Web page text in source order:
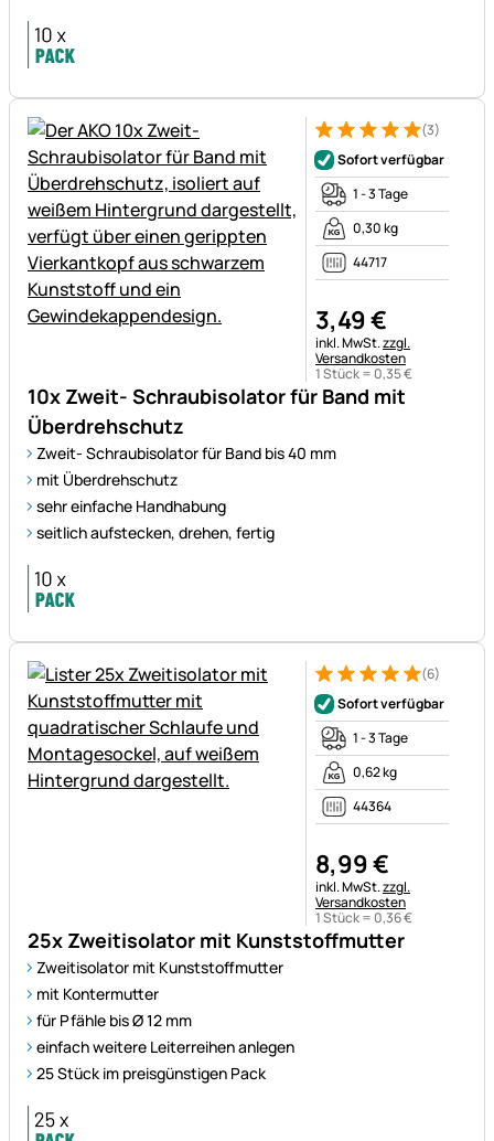
10x Zweit- Schraubisolator für Band mit
Überdrehschutz
Zweit- Schraubisolator für Band bis 40 mm
mit Überdrehschutz
sehr einfache Handhabung
seitlich aufstecken, drehen, fertig
Bewertung: 5 von 5 (3
3 Bewertungen
(3)
Sofort verfügbar
1 - 3 Tage
0,30 kg
44717
3,49€
Steuerhinweis:
inkl. MwSt.zzgl.
Versandkosten
1 Stück = 0,35€
25x Zweitisolator mit Kunststoffmutter
Zweitisolator mit Kunststoffmutter
mit Kontermutter
für Pfähle bis Ø 12 mm
einfach weitere Leiterreihen anlegen
25 Stück im preisgünstigen Pack
Bewertung: 5 von 5 (6
6 Bewertungen
(6)
Sofort verfügbar
1 - 3 Tage
0,62 kg
44364
8,99€
Steuerhinweis:
inkl. MwSt.zzgl.
Versandkosten
1 Stück = 0,36€